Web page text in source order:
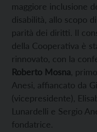
maggiore inclusione
disabilità, allo scopo
parità dei diritti. Il
della Cooperativa è
rinnovato, con la
Roberto Mosna ,
Anesi, affiancato da
(vicepresidente),
Lunardelli e Sergio
fondatrice.